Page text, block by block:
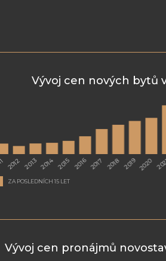
Vývoj cen nových bytů
ZA POSLEDNÍCH 15 LET
Vývoj cen pronájmů